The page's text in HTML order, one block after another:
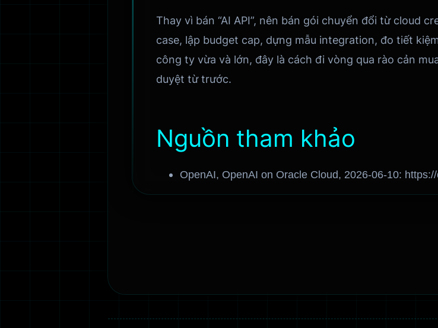
Thay vì bán “AI API”, nên bán gói chuyển đổi từ cloud
case, lập budget cap, dựng mẫu integration, đo tiết
công ty vừa và lớn, đây là cách đi vòng qua rào cản
duyệt từ trước.
Nguồn tham khảo
OpenAI, OpenAI on Oracle Cloud, 2026-06-10: